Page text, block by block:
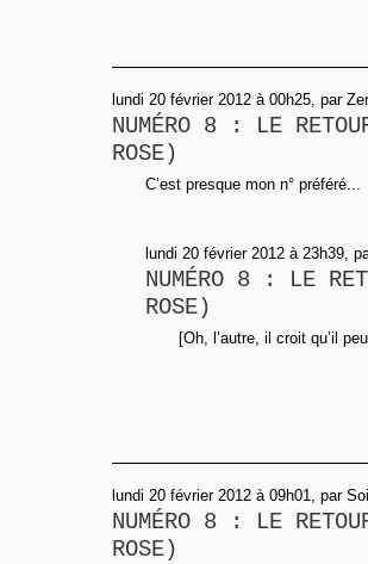
lundi 20 février 2012 à 00h25, par
NUMÉRO 8 : LE
ROSE)
C’est presque mon n° préféré...
lundi 20 février 2012 à 23h39,
NUMÉRO 8 : LE
ROSE)
[Oh, l’autre, il croit qu’il
lundi 20 février 2012 à 09h01, par
NUMÉRO 8 : LE
ROSE)